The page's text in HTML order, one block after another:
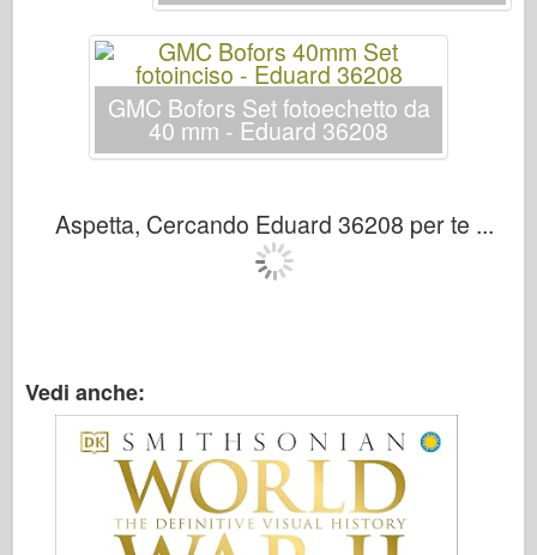
Contattare
RivistaGMC Bofors Set fotoechetto da
40 mm - Eduard 36208
Aspetta, Cercando Eduard 36208 per te ...
Vedi anche: